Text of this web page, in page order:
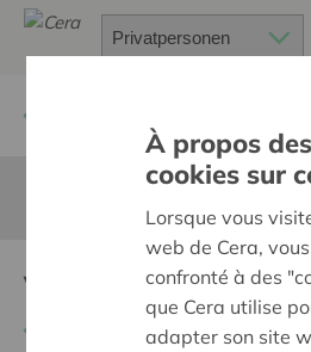
Verhalendokter
À propos des
cookies sur
Lorsque vous
web de Cera,
confronté à des
que Cera utilise
adapter son site